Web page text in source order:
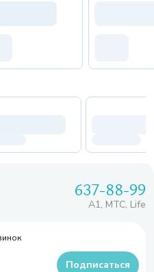
637-88-99
A1, МТС, Life
Подписаться